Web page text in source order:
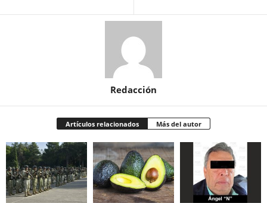
Redacción
Artículos relacionados Más del autor